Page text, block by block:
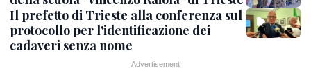
Il prefetto di Trieste alla conferenza sul
protocollo per l'identificazione dei
cadaveri senza nome